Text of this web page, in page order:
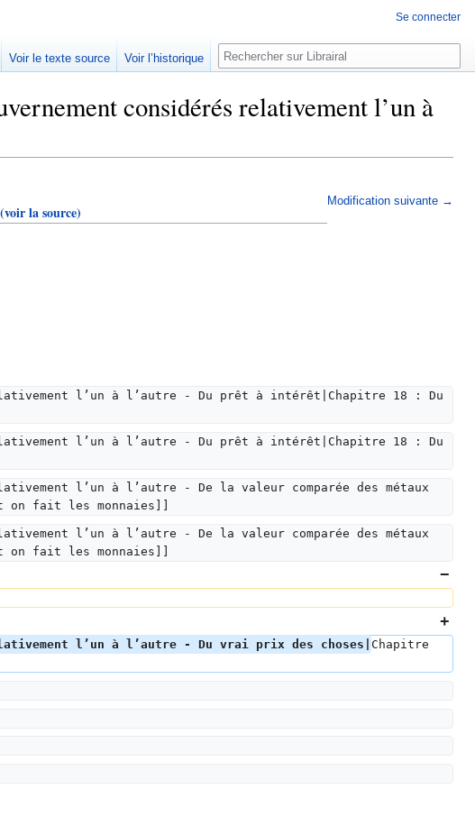
considérés relativement l’un à
Modification suivante →
(voir la source)
l’un à l’autre - Du prêt à intérêt|Chapitre 18 : Du
l’un à l’autre - Du prêt à intérêt|Chapitre 18 : Du
l’un à l’autre - De la valeur comparée des métaux
on fait les monnaies]]
l’un à l’autre - De la valeur comparée des métaux
on fait les monnaies]]
l’un à l’autre - Du vrai prix des choses| Chapitre
Se connecter
Voir le texte source Voir l’historique Rechercher